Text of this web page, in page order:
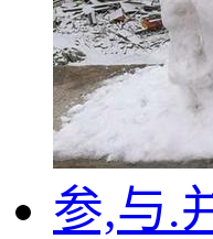
参,与.